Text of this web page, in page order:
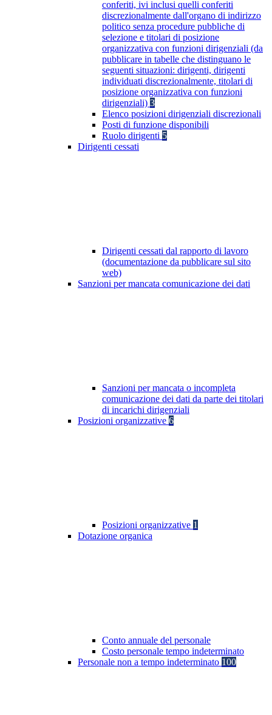
conferiti, ivi inclusi quelli conferiti
discrezionalmente dall'organo di indirizzo
politico senza procedure pubbliche di
selezione e titolari di posizione
organizzativa con funzioni dirigenziali (da
pubblicare in tabelle che distinguano le
seguenti situazioni: dirigenti, dirigenti
individuati discrezionalmente, titolari di
posizione organizzativa con funzioni
dirigenziali) 3
Elenco posizioni dirigenziali discrezionali
Posti di funzione disponibili
Ruolo dirigenti 5
Dirigenti cessati
Dirigenti cessati dal rapporto di lavoro
(documentazione da pubblicare sul sito
web)
Sanzioni per mancata comunicazione dei dati
Sanzioni per mancata o incompleta
comunicazione dei dati da parte dei titolari
di incarichi dirigenziali
Posizioni organizzative 6
Posizioni organizzative 1
Dotazione organica
Conto annuale del personale
Costo personale tempo indeterminato
Personale non a tempo indeterminato 100